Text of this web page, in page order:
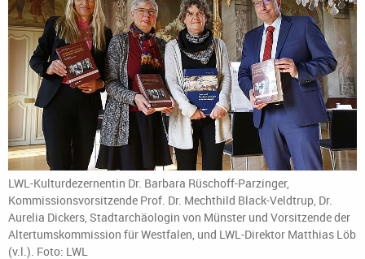
LWL-Kulturdezernentin Dr. Barbara Rüschoff-Parzinger,
Kommissionsvorsitzende Prof. Dr. Mechthild Black-Veldtrup, Dr.
Aurelia Dickers, Stadtarchäologin von Münster und Vorsitzende der
Altertumskommission für Westfalen, und LWL-Direktor Matthias Löb
(v.l.). Foto: LWL